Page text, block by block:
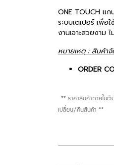
ONE TOUCH แก
ระบบเตเปอร์ เพื่อ
งานเจาะสวยงาม
หมายเหตุ : สินค้า
ORDER
** ราคาสินค้าภายในเว็
เปลี่ยน/คืนสินค้า **